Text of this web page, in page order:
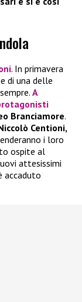
. In primavera
di una delle
A
Branciamore.
Centioni,
i loro
ospite al
attesissimi
accaduto